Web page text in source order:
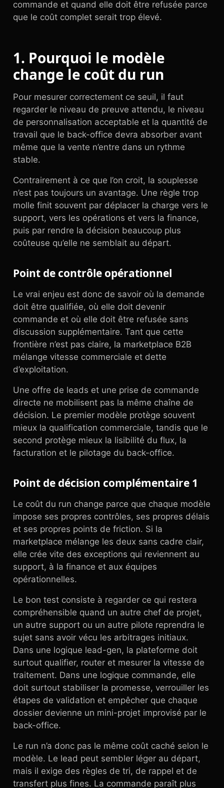
commande et quand elle doit être refusée parce
que le coût complet serait trop élevé.
1. Pourquoi le modèle
change le coût du run
Pour mesurer correctement ce seuil, il faut
regarder le niveau de preuve attendu, le niveau
de personnalisation acceptable et la quantité de
travail que le back-office devra absorber avant
même que la vente n’entre dans un rythme
stable.
Contrairement à ce que l’on croit, la souplesse
n’est pas toujours un avantage. Une règle trop
molle finit souvent par déplacer la charge vers le
support, vers les opérations et vers la finance,
puis par rendre la décision beaucoup plus
coûteuse qu’elle ne semblait au départ.
Point de contrôle opérationnel
Le vrai enjeu est donc de savoir où la demande
doit être qualifiée, où elle doit devenir
commande et où elle doit être refusée sans
discussion supplémentaire. Tant que cette
frontière n’est pas claire, la marketplace B2B
mélange vitesse commerciale et dette
d’exploitation.
Une offre de leads et une prise de commande
directe ne mobilisent pas la même chaîne de
décision. Le premier modèle protège souvent
mieux la qualification commerciale, tandis que le
second protège mieux la lisibilité du flux, la
facturation et le pilotage du back-office.
Point de décision complémentaire 1
Le coût du run change parce que chaque modèle
impose ses propres contrôles, ses propres délais
et ses propres points de friction. Si la
marketplace mélange les deux sans cadre clair,
elle crée vite des exceptions qui reviennent au
support, à la finance et aux équipes
opérationnelles.
Le bon test consiste à regarder ce qui restera
compréhensible quand un autre chef de projet,
un autre support ou un autre pilote reprendra le
sujet sans avoir vécu les arbitrages initiaux.
Dans une logique lead-gen, la plateforme doit
surtout qualifier, router et mesurer la vitesse de
traitement. Dans une logique commande, elle
doit surtout stabiliser la promesse, verrouiller les
étapes de validation et empêcher que chaque
dossier devienne un mini-projet improvisé par le
back-office.
Le run n’a donc pas le même coût caché selon le
modèle. Le lead peut sembler léger au départ,
mais il exige des règles de tri, de rappel et de
transfert plus fines. La commande paraît plus